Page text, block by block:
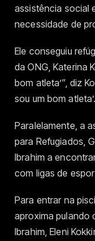
assistência social
necessidade de
Ele conseguiu
da ONG, Katerina
bom atleta’”, diz
sou um bom
Paralelamente, a
para Refugiados,
Ibrahim a
com ligas de
Para entrar na
aproxima pulando
Ibrahim, Eleni